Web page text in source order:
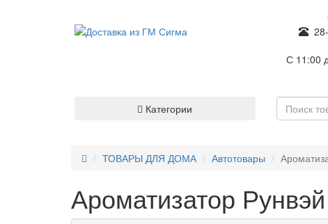
С 11:00
Категории
ТОВАРЫ ДЛЯ ДОМА Автотовары
Ароматизатор